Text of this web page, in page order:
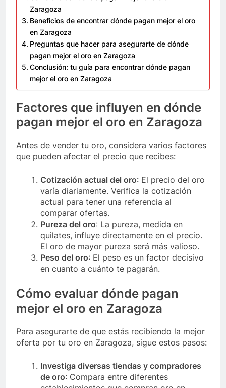
Zaragoza
Beneficios de encontrar dónde pagan mejor el oro
en Zaragoza
Preguntas que hacer para asegurarte de dónde
pagan mejor el oro en Zaragoza
Conclusión: tu guía para encontrar dónde pagan
mejor el oro en Zaragoza
Factores que influyen en dónde
pagan mejor el oro en Zaragoza
Antes de vender tu oro, considera varios factores
que pueden afectar el precio que recibes:
Cotización actual del oro: El precio del oro
varía diariamente. Verifica la cotización
actual para tener una referencia al
comparar ofertas.
Pureza del oro: La pureza, medida en
quilates, influye directamente en el precio.
El oro de mayor pureza será más valioso.
Peso del oro: El peso es un factor decisivo
en cuanto a cuánto te pagarán.
Cómo evaluar dónde pagan
mejor el oro en Zaragoza
Para asegurarte de que estás recibiendo la mejor
oferta por tu oro en Zaragoza, sigue estos pasos:
Investiga diversas tiendas y compradores
de oro: Compara entre diferentes